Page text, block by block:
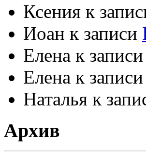
Ксения к
Иоан к записи
Елена к записи
Елена к записи
Наталья к
Архив